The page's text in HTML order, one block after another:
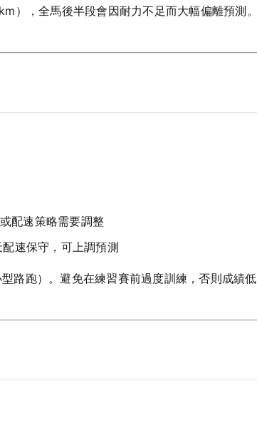
），全馬後半段會因耐力不足而大幅偏離預測。
配速策略需要調整
速保守，可上調預測
路跑）。避免在練習賽前過度訓練，否則成績低